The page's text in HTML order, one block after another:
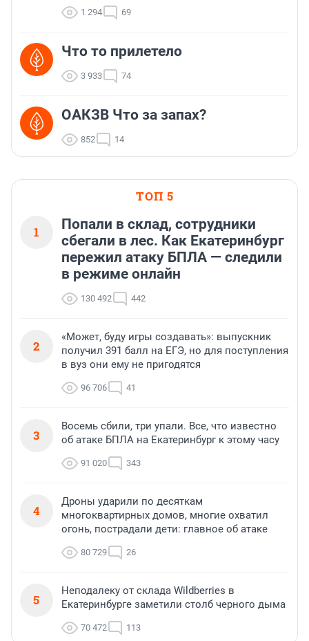
1 294 69
Что то прилетело
3 933 74
ОАКЗВ Что за запах?
852 14
ТОП 5
1
Попали в склад, сотрудники
сбегали в лес. Как Екатеринбург
пережил атаку БПЛА — следили
в режиме онлайн
130 492 442
2
«Может, буду игры создавать»: выпускник
получил 391 балл на ЕГЭ, но для поступления
в вуз они ему не пригодятся
96 706 41
3
Восемь сбили, три упали. Все, что известно
об атаке БПЛА на Екатеринбург к этому часу
91 020 343
4
Дроны ударили по десяткам
многоквартирных домов, многие охватил
огонь, пострадали дети: главное об атаке
80 729 26
5
Неподалеку от склада Wildberries в
Екатеринбурге заметили столб черного дыма
70 472 113